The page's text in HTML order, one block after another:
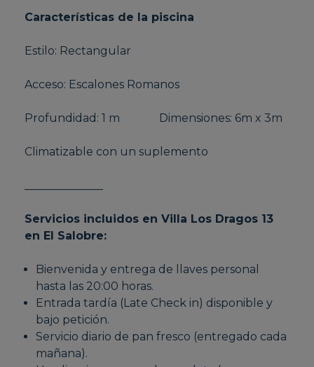
Características de la piscina
Estilo: Rectangular
Acceso: Escalones Romanos
Profundidad: 1 m Dimensiones: 6m x 3m
Climatizable con un suplemento
Servicios incluidos en Villa Los Dragos 13
en El Salobre:
Bienvenida y entrega de llaves personal
hasta las 20:00 horas.
Entrada tardía (Late Check in) disponible y
bajo petición.
Servicio diario de pan fresco (entregado cada
mañana).